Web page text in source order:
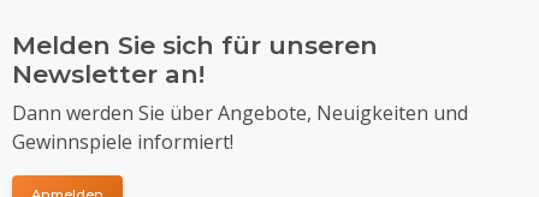
Melden Sie sich für unseren
Newsletter an!
Dann werden Sie über Angebote, Neuigkeiten und
Gewinnspiele informiert!